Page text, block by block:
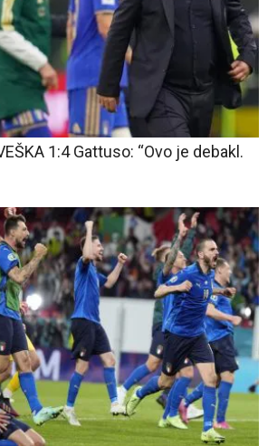
1:4 Gattuso: “Ovo je debakl.